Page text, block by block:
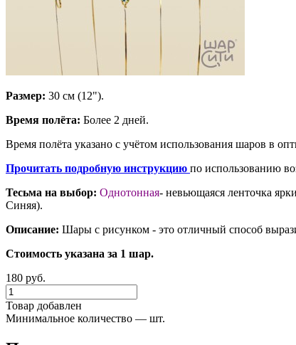
Размер: 30 см (12").
Время полёта: Более 2 дней.
Время полёта указано с учётом использования шаров в
Прочитать подробную инструкцию по использованию
Тесьма на выбор: Однотонная- невьющаяся ленточка
Синяя).
Описание: Шары с рисунком - это отличный способ
Стоимость указана за 1 шар.
180 руб.
Товар добавлен
Минимальное количество — шт.